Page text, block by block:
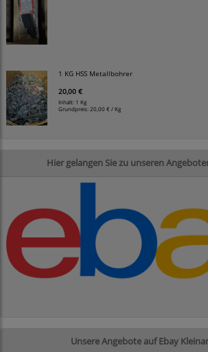
1 KG HSS Metallbohrer
20,00 €
Inhalt: 1 Kg
Grundpreis: 20,00 € / Kg
Hier gelangen Sie zu unseren
Unsere Angebote auf Ebay